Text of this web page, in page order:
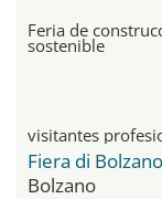
Feria de
sostenible
visitantes
Fiera di Bolzano
Bolzano